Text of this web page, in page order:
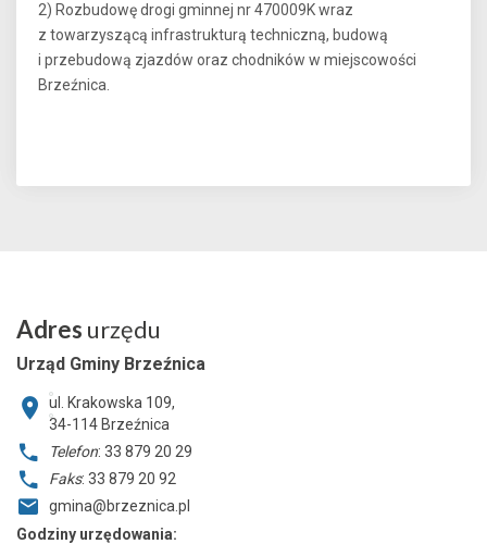
2) Rozbudowę drogi gminnej nr 470009K wraz
z towarzyszącą infrastrukturą techniczną, budową
i przebudową zjazdów oraz chodników w miejscowości
Brzeźnica.
Adres urzędu
Urząd Gminy Brzeźnica
ul. Krakowska 109,
34-114 Brzeźnica
Telefon: 33 879 20 29
Faks: 33 879 20 92
gmina@brzeznica.pl
Godziny urzędowania: